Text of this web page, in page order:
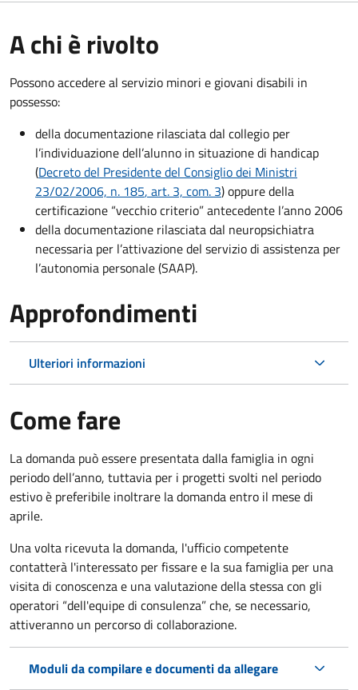
A chi è rivolto
Possono accedere al servizio minori e giovani disabili in
possesso:
della documentazione rilasciata dal collegio per
l’individuazione dell’alunno in situazione di handicap
(Decreto del Presidente del Consiglio dei Ministri
23/02/2006, n. 185, art. 3, com. 3) oppure della
certificazione “vecchio criterio” antecedente l’anno 2006
della documentazione rilasciata dal neuropsichiatra
necessaria per l’attivazione del servizio di assistenza per
l’autonomia personale (SAAP).
Approfondimenti
Ulteriori informazioni
Come fare
La domanda può essere presentata dalla famiglia in ogni
periodo dell’anno, tuttavia per i progetti svolti nel periodo
estivo è preferibile inoltrare la domanda entro il mese di
aprile.
Una volta ricevuta la domanda, l'ufficio competente
contatterà l'interessato per fissare e la sua famiglia per una
visita di conoscenza e una valutazione della stessa con gli
operatori “dell'equipe di consulenza” che, se necessario,
attiveranno un percorso di collaborazione.
Moduli da compilare e documenti da allegare